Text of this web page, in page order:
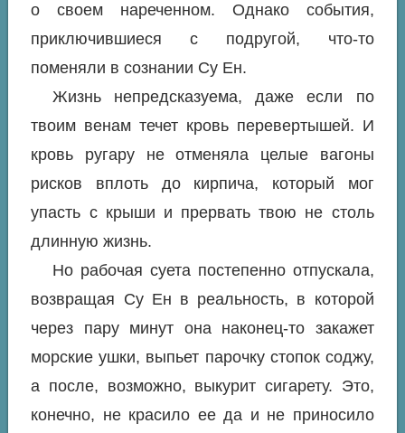
о своем нареченном. Однако события,
приключившиеся с подругой, что-то
поменяли в сознании Су Ен.
Жизнь непредсказуема, даже если по
твоим венам течет кровь перевертышей. И
кровь ругару не отменяла целые вагоны
рисков вплоть до кирпича, который мог
упасть с крыши и прервать твою не столь
длинную жизнь.
Но рабочая суета постепенно отпускала,
возвращая Су Ен в реальность, в которой
через пару минут она наконец-то закажет
морские ушки, выпьет парочку стопок соджу,
а после, возможно, выкурит сигарету. Это,
конечно, не красило ее да и не приносило